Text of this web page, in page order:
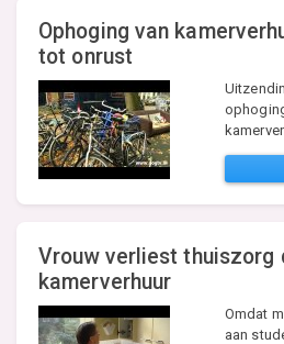
Ophoging van
tot onrust
Vrouw verliest thuiszorg
kamerverhuur
Omdat
aan